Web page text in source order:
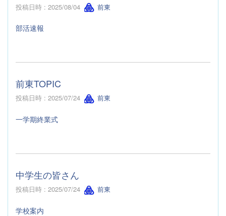
投稿日時 : 2025/08/04 前東
部活速報
前東TOPIC
投稿日時 : 2025/07/24 前東
一学期終業式
中学生の皆さん
投稿日時 : 2025/07/24 前東
学校案内